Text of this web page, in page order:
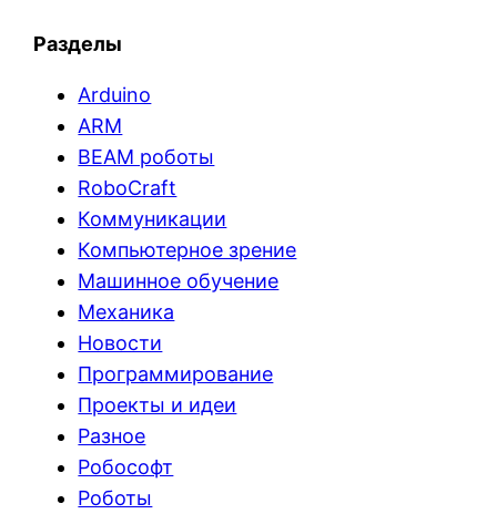
Разделы
Arduino
ARM
BEAM роботы
RoboCraft
Коммуникации
Компьютерное зрение
Машинное обучение
Механика
Новости
Программирование
Проекты и идеи
Разное
Робософт
Роботы